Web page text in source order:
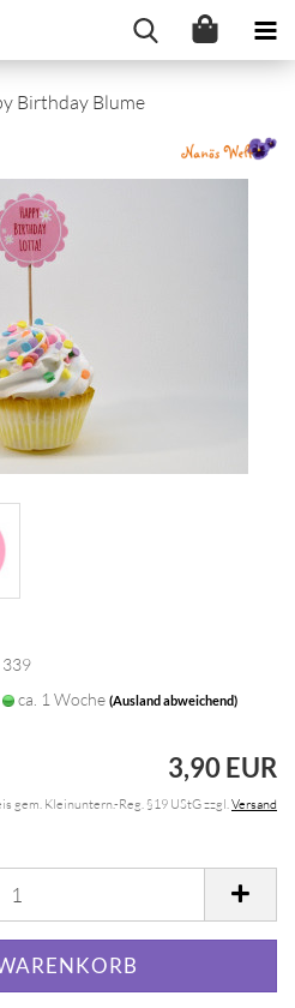
Birthday Blume
339
ca. 1 Woche(Ausland abweichend)
3,90 EUR
gem. Kleinuntern.-Reg. §19 UStG zzgl.Versand